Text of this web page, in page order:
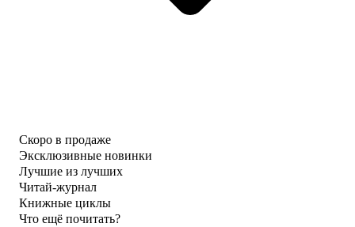
Скоро в продаже
Эксклюзивные новинки
Лучшие из лучших
Читай-журнал
Книжные циклы
Что ещё почитать?